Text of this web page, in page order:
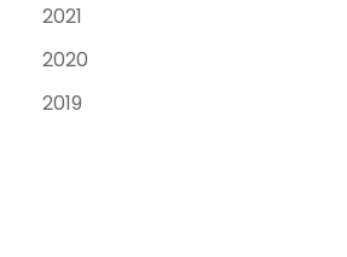
2021
2020
2019